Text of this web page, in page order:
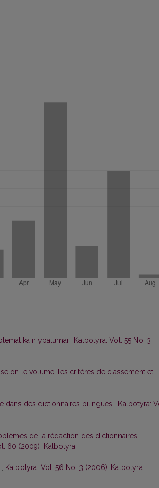
ir ypatumai , Kalbotyra: Vol. 55 No. 3
le volume: les critères de classement et
dans des dictionnaires bilingues , Kalbotyra:
de la rédaction des dictionnaires
60 (2009): Kalbotyra
, Kalbotyra: Vol. 56 No. 3 (2006): Kalbotyra